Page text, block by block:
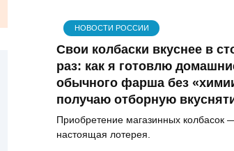
НОВОСТИ РОССИИ
Свои колбаски вкуснее в
раз: как я готовлю
обычного фарша без
получаю отборную
Приобретение магазинных колбасок
настоящая лотерея.